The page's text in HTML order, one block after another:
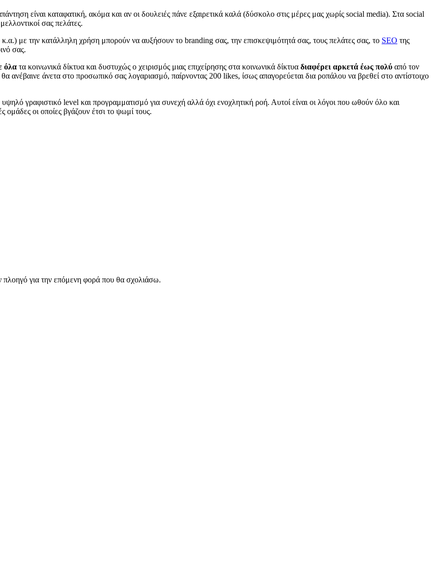
είναι καταφατική, ακόμα και αν οι δουλειές πάνε εξαιρετικά καλά (δύσκολο στις μέρες μας χωρίς social media). Στα social
σας πελάτες.
με την κατάλληλη χρήση μπορούν να αυξήσουν το branding σας, την επισκεψιμότητά σας, τους πελάτες σας, το SEO της
σας.
όλα τα κοινωνικά δίκτυα και δυστυχώς ο χειρισμός μιας επιχείρησης στα κοινωνικά δίκτυα διαφέρει αρκετά έως πολύ από τον
άνετα στο προσωπικό σας λογαριασμό, παίρνοντας 200 likes, ίσως απαγορεύεται δια ροπάλου να βρεθεί στο αντίστοιχο
γραφιστικό level και προγραμματισμό για συνεχή αλλά όχι ενοχλητική ροή. Αυτοί είναι οι λόγοι που ωθούν όλο και
ομάδες οι οποίες βγάζουν έτσι το ψωμί τους.
για την επόμενη φορά που θα σχολιάσω.